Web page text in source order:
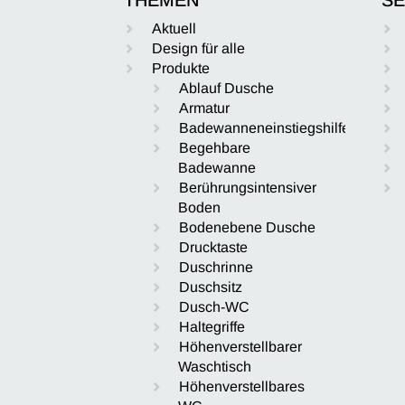
Aktuell
Design für alle
Produkte
Ablauf Dusche
Armatur
Badewanneneinstiegshilfe
Begehbare
Badewanne
Berührungsintensiver
Boden
Bodenebene Dusche
Drucktaste
Duschrinne
Duschsitz
Dusch-WC
Haltegriffe
Höhenverstellbarer
Waschtisch
Höhenverstellbares